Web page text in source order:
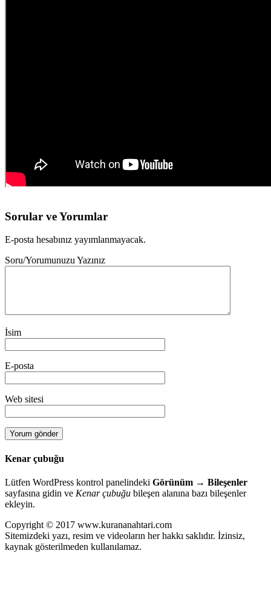
Sorular ve Yorumlar
E-posta hesabınız yayımlanmayacak.
Soru/Yorumunuzu Yazınız
İsim
E-posta
Web sitesi
Kenar çubuğu
Lütfen WordPress kontrol panelindeki Görünüm → Bileşenler
sayfasına gidin ve Kenar çubuğu bileşen alanına bazı bileşenler
ekleyin.
Copyright © 2017 www.kurananahtari.com
Sitemizdeki yazı, resim ve videoların her hakkı saklıdır. İzinsiz,
kaynak gösterilmeden kullanılamaz.